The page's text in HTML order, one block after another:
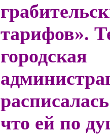
тарифов».
городская
что ей по